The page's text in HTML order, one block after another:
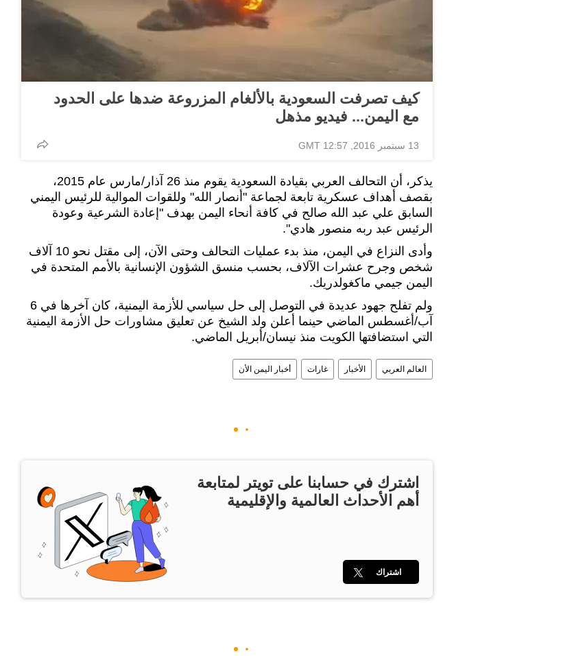
كيف تصرفت السعودية بالألغام المزروعة ضدها على الحدود
مع اليمن... فيديو مذهل
13 سبتمبر 2016, 12:57 GMT
يذكر، أن التحالف العربي بقيادة السعودية يقوم منذ 26 آذار/مارس عام 2015،
بقصف أهداف عسكرية تابعة لجماعة "أنصار الله" وللقوات الموالية للرئيس اليمني
السابق علي عبد الله صالح في كافة أنحاء اليمن بهدف "إعادة الشرعية وعودة
الرئيس عبد ربه منصور هادي".
وأدى النزاع في اليمن، منذ بدء عمليات التحالف وحتى الآن، إلى مقتل نحو 10 آلاف
شخص وجرح عشرات الآلاف، بحسب منسق الشؤون الإنسانية بالأمم المتحدة في
اليمن جيمي ماكغولدريك.
ولم تفلح جهود عديدة في التوصل إلى حل سياسي للأزمة اليمنية، كان آخرها في 6
آب/أغسطس الماضي حينما أعلن ولد الشيخ عن تعليق مشاورات حل الأزمة اليمنية
التي استضافتها الكويت منذ نيسان/أبريل الماضي.
العالم العربي الأخبار غارات أخبار اليمن الأن
اشترك في حسابنا على تويتر لمتابعة
أهم الأحداث العالمية والإقليمية
اشتراك